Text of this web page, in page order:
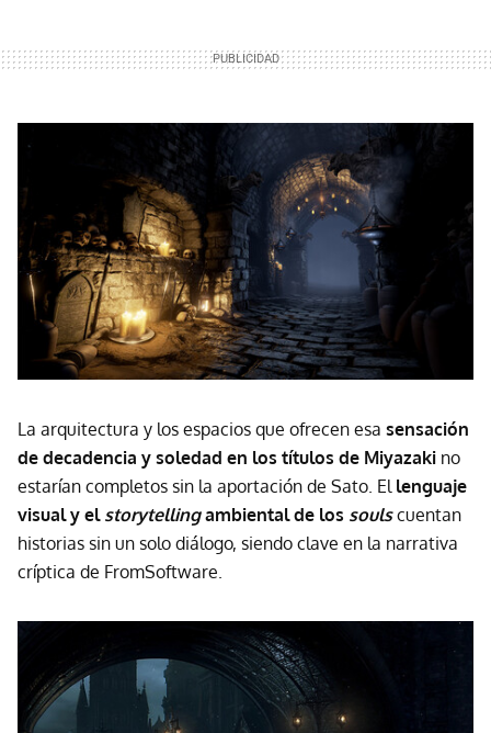
La arquitectura y los espacios que ofrecen esa sensación
de decadencia y soledad en los títulos de Miyazaki no
estarían completos sin la aportación de Sato. El lenguaje
visual y el storytellingambiental de los soulscuentan
historias sin un solo diálogo, siendo clave en la narrativa
críptica de FromSoftware.